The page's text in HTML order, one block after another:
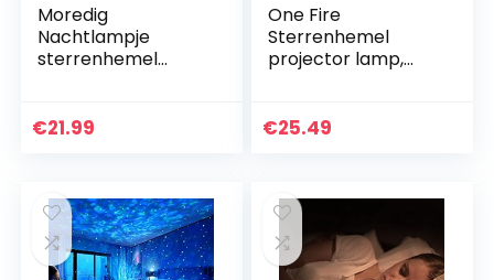
Moredig
Nachtlampje
sterrenhemel
nachtlampje met 8
€21.99
One Fire
Sterrenhemel
projector lamp,
Nachtlampje
€25.49